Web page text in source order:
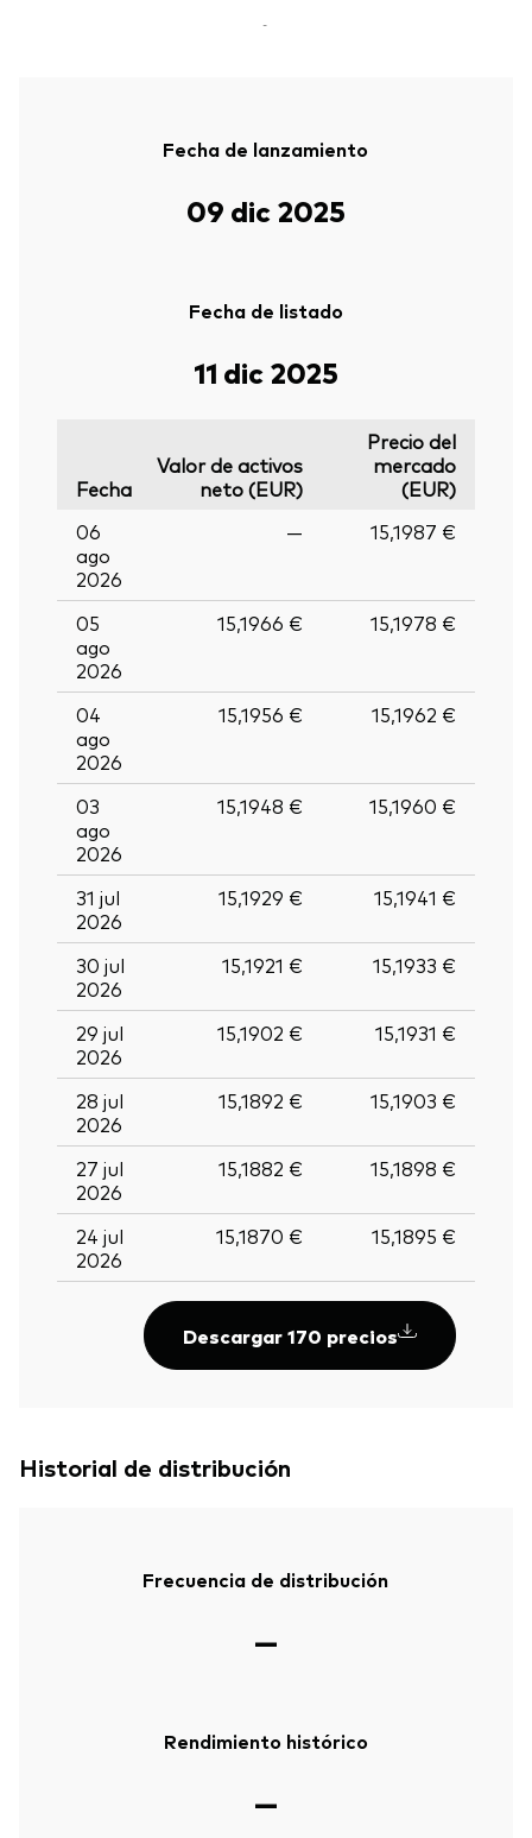
-
Fecha de lanzamiento
09 dic 2025
Fecha de listado
11 dic 2025
Fecha
Valor de activos
neto (EUR)
Precio del
mercado
(EUR)
06
ago
2026
— 15,1987 €
05
ago
2026
15,1966 € 15,1978 €
04
ago
2026
15,1956 € 15,1962 €
03
ago
2026
15,1948 € 15,1960 €
31 jul
2026
15,1929 € 15,1941 €
30 jul
2026
15,1921 € 15,1933 €
29 jul
2026
15,1902 € 15,1931 €
28 jul
2026
15,1892 € 15,1903 €
27 jul
2026
15,1882 € 15,1898 €
24 jul
2026
15,1870 € 15,1895 €
Descargar 170 precios
Historial de distribución
Frecuencia de distribución
—
Rendimiento histórico
—